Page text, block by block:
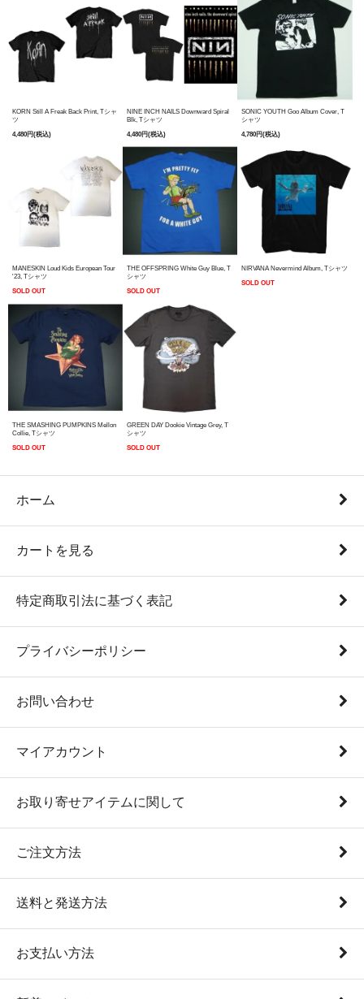
KORN Still A Freak Back Print, Tシャ
ツ
4,480円(税込)
NINE INCH NAILS Downward Spiral
Blk, Tシャツ
4,480円(税込)
SONIC YOUTH Goo Album Cover, T
シャツ
4,780円(税込)
MANESKIN Loud Kids European Tour
'23, Tシャツ
SOLD OUT
THE OFFSPRING White Guy Blue, T
シャツ
SOLD OUT
NIRVANA Nevermind Album, Tシャツ
SOLD OUT
THE SMASHING PUMPKINS Mellon
Collie, Tシャツ
SOLD OUT
GREEN DAY Dookie Vintage Grey, T
シャツ
SOLD OUT
ホーム
カートを見る
特定商取引法に基づく表記
プライバシーポリシー
お問い合わせ
マイアカウント
お取り寄せアイテムに関して
ご注文方法
送料と発送方法
お支払い方法